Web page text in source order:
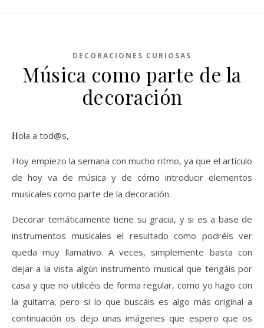
DECORACIONES CURIOSAS
Música como parte de la
decoración
Hola a tod@s,
Hoy empiezo la semana con mucho ritmo, ya que el artículo
de hoy va de música y de cómo introducir elementos
musicales como parte de la decoración.
Decorar temáticamente tiene su gracia, y si es a base de
instrumentos musicales el resultado como podréis ver
queda muy llamativo. A veces, simplemente basta con
dejar a la vista algún instrumento musical que tengáis por
casa y que no utilicéis de forma regular, como yo hago con
la guitarra, pero si lo que buscáis es algo más original a
continuación os dejo unas imágenes que espero que os